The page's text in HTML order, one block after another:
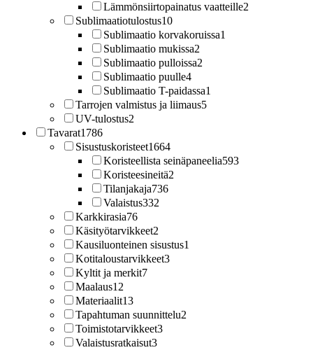
Lämmönsiirtopainatus vaatteille2
Sublimaatiotulostus10
Sublimaatio korvakoruissa1
Sublimaatio mukissa2
Sublimaatio pulloissa2
Sublimaatio puulle4
Sublimaatio T-paidassa1
Tarrojen valmistus ja liimaus5
UV-tulostus2
Tavarat1786
Sisustuskoristeet1664
Koristeellista seinäpaneelia593
Koristeesineitä2
Tilanjakaja736
Valaistus332
Karkkirasia76
Käsityötarvikkeet2
Kausiluonteinen sisustus1
Kotitaloustarvikkeet3
Kyltit ja merkit7
Maalaus12
Materiaalit13
Tapahtuman suunnittelu2
Toimistotarvikkeet3
Valaistusratkaisut3